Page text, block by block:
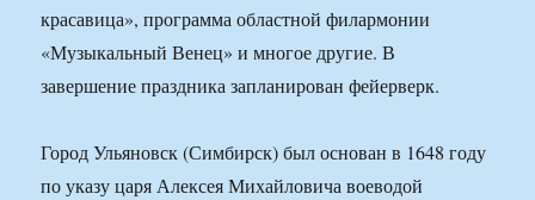
красавица», программа областной филармонии
«Музыкальный Венец» и многое другие. В
завершение праздника запланирован фейерверк.
Город Ульяновск (Симбирск) был основан в 1648 году
по указу царя Алексея Михайловича воеводой